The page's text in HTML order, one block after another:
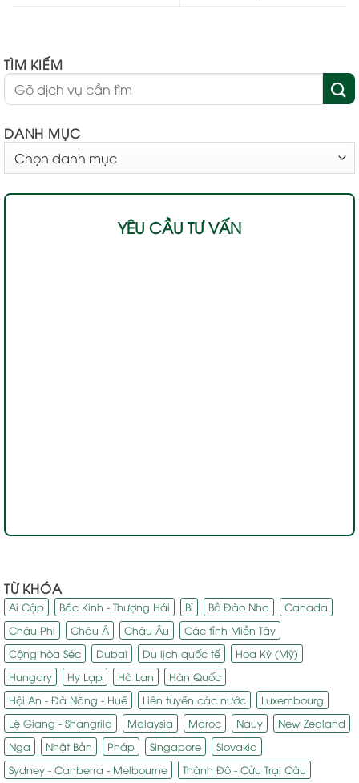
TÌM KIẾM
DANH MỤC
MỤC
YÊU CẦU TƯ VẤN
TỪ KHÓA
Ai Cập Bắc Kinh - Thượng Hải Bỉ Bồ Đào Nha
Canada
Châu Phi
Châu Á Châu Âu
Các tỉnh Miền Tây
Cộng hòa Séc
Dubai Du lịch quốc tế
Hoa Kỳ (Mỹ)
Hungary
Hy Lạp Hà Lan
Hàn Quốc
Hội An - Đà Nẵng - Huế
Liên tuyến các nước
Luxembourg
Lệ Giang - Shangrila
Malaysia Maroc Nauy
New Zealand
Nga
Nhật Bản Pháp Singapore
Slovakia
Sydney - Canberra - Melbourne
Thành Đô - Cửu Trại Câu